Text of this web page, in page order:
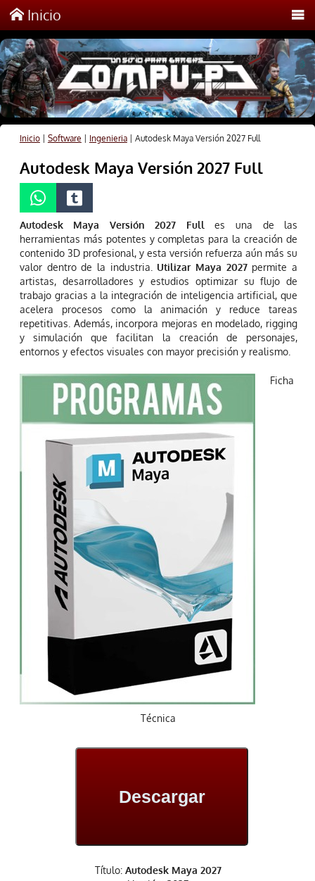
Inicio
Inicio| Software Ingenieria| Autodesk Maya Versión 2027 Full
Autodesk Maya Versión 2027 Full
Autodesk Maya Versión 2027 Fulles una de las
herramientas más potentes y completas para la creación de
contenido 3D profesional, y esta versión refuerza aún más su
valor dentro de la industria. Utilizar Maya 2027permite a
artistas, desarrolladores y estudios optimizar su flujo de
trabajo gracias a la integración de inteligencia artificial, que
acelera procesos como la animación y reduce tareas
repetitivas. Además, incorpora mejoras en modelado, rigging
y simulación que facilitan la creación de personajes,
entornos y efectos visuales con mayor precisión y realismo.
Ficha
Técnica
Descargar
Título:Autodesk Maya 2027